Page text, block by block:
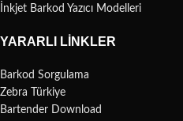
İnkjet Barkod Yazıcı Modelleri
YARARLI LINKLER
Barkod Sorgulama
Zebra Türkiye
Bartender Download